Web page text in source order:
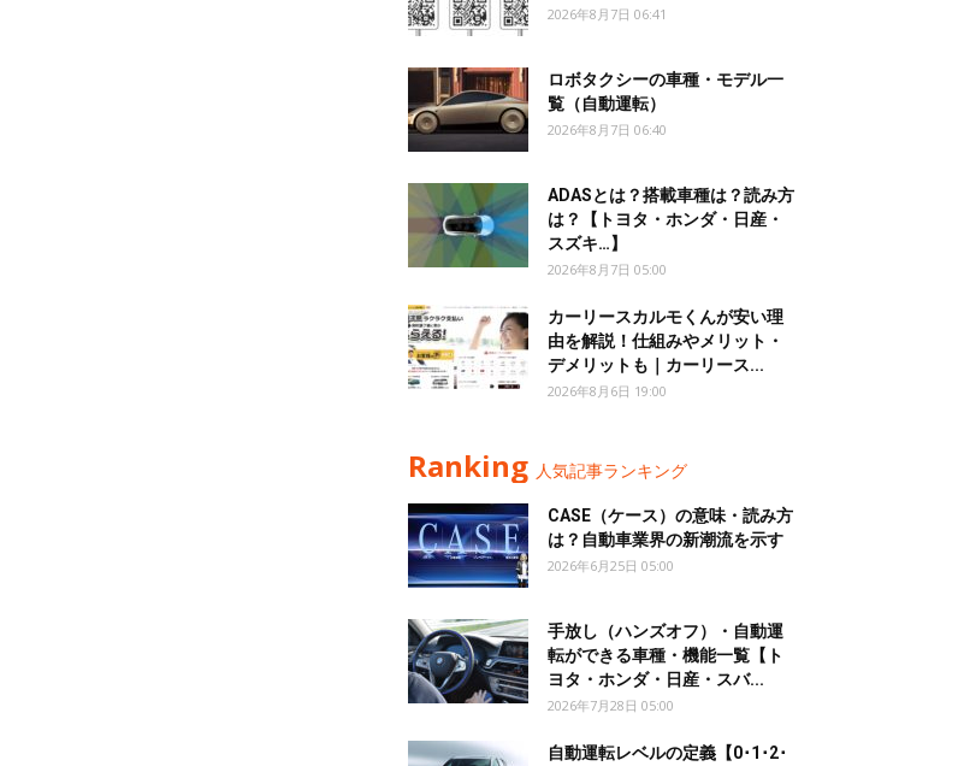
2026年8月7日 06:41
ロボタクシーの車種・モデル一
覧（自動運転）
2026年8月7日 06:40
ADASとは？搭載車種は？読み方
は？【トヨタ・ホンダ・日産・
スズキ…】
2026年8月7日 05:00
カーリースカルモくんが安い理
由を解説！仕組みやメリット・
デメリットも｜カーリース...
2026年8月6日 19:00
Ranking 人気記事ランキング
CASE（ケース）の意味・読み方
は？自動車業界の新潮流を示す
2026年6月25日 05:00
手放し（ハンズオフ）・自動運
転ができる車種・機能一覧【ト
ヨタ・ホンダ・日産・スバ...
2026年7月28日 05:00
自動運転レベルの定義【0･1･2･